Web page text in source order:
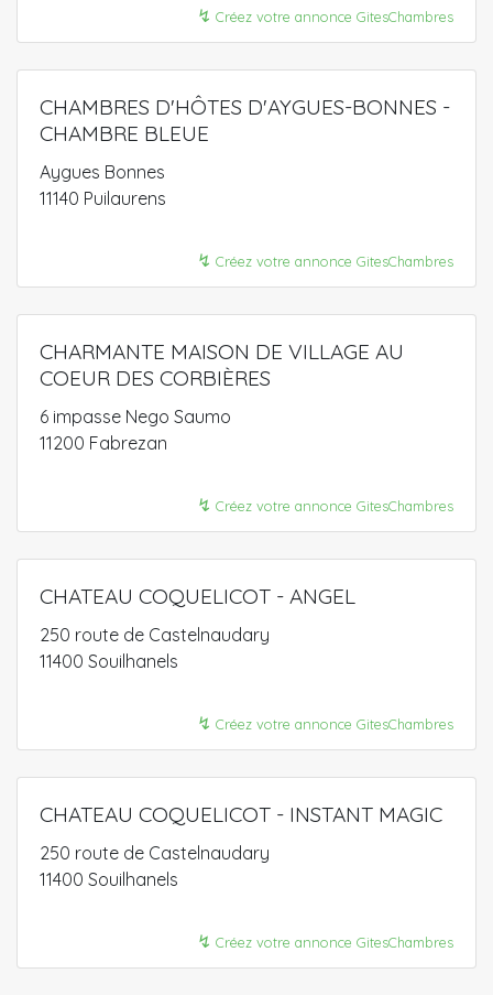
↯ Créez votre annonce GitesChambres
CHAMBRES D'HÔTES D'AYGUES-BONNES -
CHAMBRE BLEUE
Aygues Bonnes
11140 Puilaurens
↯ Créez votre annonce GitesChambres
CHARMANTE MAISON DE VILLAGE AU
COEUR DES CORBIÈRES
6 impasse Nego Saumo
11200 Fabrezan
↯ Créez votre annonce GitesChambres
CHATEAU COQUELICOT - ANGEL
250 route de Castelnaudary
11400 Souilhanels
↯ Créez votre annonce GitesChambres
CHATEAU COQUELICOT - INSTANT MAGIC
250 route de Castelnaudary
11400 Souilhanels
↯ Créez votre annonce GitesChambres